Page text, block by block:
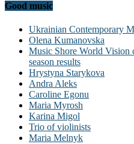
Good music
Ukrainian Contemporary
Olena Kumanovska
Music Shore World Vision
season results
Hrystyna Starykova
Andra Aleks
Caroline Egonu
Maria Myrosh
Karina Migol
Trio of violinists
Maria Melnyk